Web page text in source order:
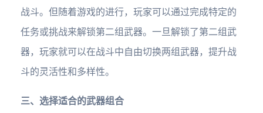
战斗。但随着游戏的进行，玩家可以通过完成特定的
任务或挑战来解锁第二组武器。一旦解锁了第二组武
器，玩家就可以在战斗中自由切换两组武器，提升战
斗的灵活性和多样性。
三、选择适合的武器组合